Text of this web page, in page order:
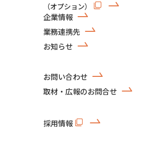
（オプション）
企業情報
業務連携先
お知らせ
お問い合わせ
取材・広報のお問合せ
採用情報